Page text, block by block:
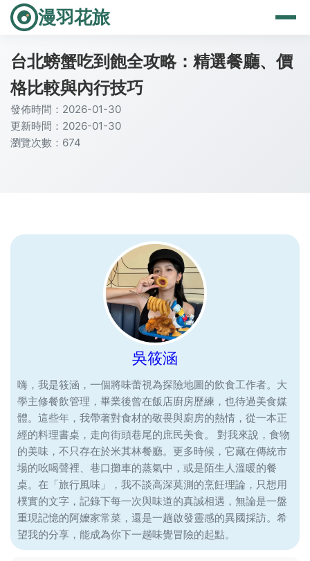
漫羽花旅
台北螃蟹吃到飽全攻略：精選餐廳、價
格比較與內行技巧
發佈時間：2026-01-30
更新時間：2026-01-30
瀏覽次數：674
吳筱涵
嗨，我是筱涵，一個將味蕾視為探險地圖的飲食工作者。大
學主修餐飲管理，畢業後曾在飯店廚房歷練，也待過美食媒
體。這些年，我帶著對食材的敬畏與廚房的熱情，從一本正
經的料理書桌，走向街頭巷尾的庶民美食。 對我來說，食物
的美味，不只存在於米其林餐廳。更多時候，它藏在傳統市
場的吆喝聲裡、巷口攤車的蒸氣中，或是陌生人溫暖的餐
桌。在「旅行風味」，我不談高深莫測的烹飪理論，只想用
樸實的文字，記錄下每一次與味道的真誠相遇，無論是一盤
重現記憶的阿嬤家常菜，還是一趟啟發靈感的異國採訪。希
望我的分享，能成為你下一趟味覺冒險的起點。